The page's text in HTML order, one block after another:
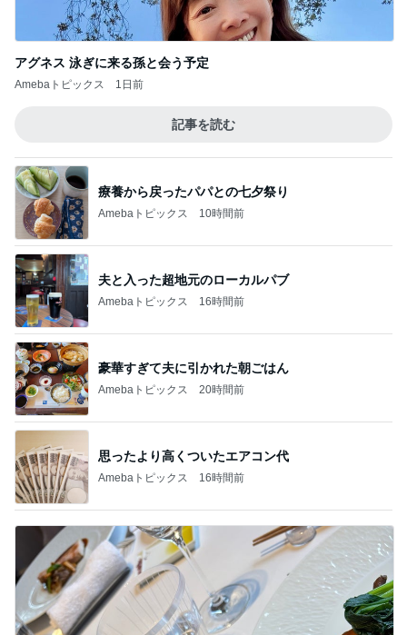
アグネス 泳ぎに来る孫と会う予定
Amebaトピックス 1日前
記事を読む
療養から戻ったパパとの七夕祭り
Amebaトピックス 10時間前
夫と入った超地元のローカルパブ
Amebaトピックス 16時間前
豪華すぎて夫に引かれた朝ごはん
Amebaトピックス 20時間前
思ったより高くついたエアコン代
Amebaトピックス 16時間前